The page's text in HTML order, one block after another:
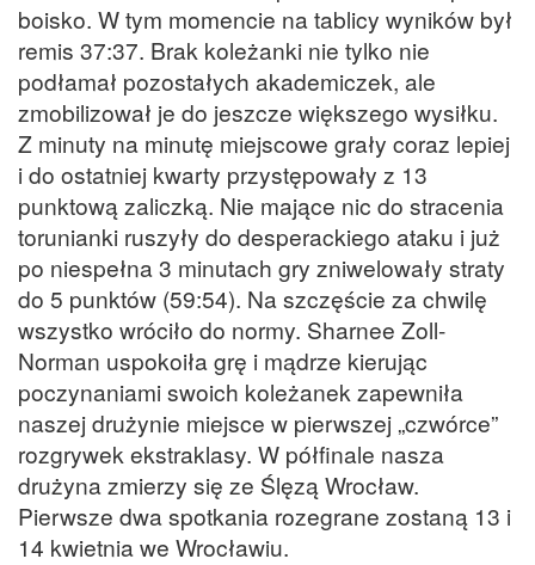
boisko. W tym momencie na tablicy wyników był
remis 37:37. Brak koleżanki nie tylko nie
podłamał pozostałych akademiczek, ale
zmobilizował je do jeszcze większego wysiłku.
Z minuty na minutę miejscowe grały coraz lepiej
i do ostatniej kwarty przystępowały z 13
punktową zaliczką. Nie mające nic do stracenia
torunianki ruszyły do desperackiego ataku i już
po niespełna 3 minutach gry zniwelowały straty
do 5 punktów (59:54). Na szczęście za chwilę
wszystko wróciło do normy. Sharnee Zoll-
Norman uspokoiła grę i mądrze kierując
poczynaniami swoich koleżanek zapewniła
naszej drużynie miejsce w pierwszej „czwórce”
rozgrywek ekstraklasy. W półfinale nasza
drużyna zmierzy się ze Ślęzą Wrocław.
Pierwsze dwa spotkania rozegrane zostaną 13 i
14 kwietnia we Wrocławiu.